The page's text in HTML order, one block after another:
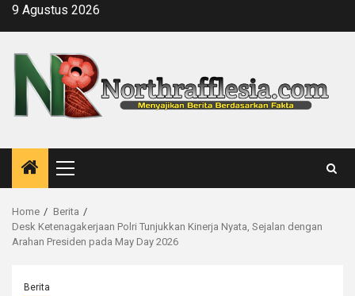
Skip9 Agustus 2026
Primary
Menu
Home
Berita
Desk Ketenagakerjaan Polri Tunjukkan Kinerja Nyata, Sejalan dengan
Arahan Presiden pada May Day 2026
Berita